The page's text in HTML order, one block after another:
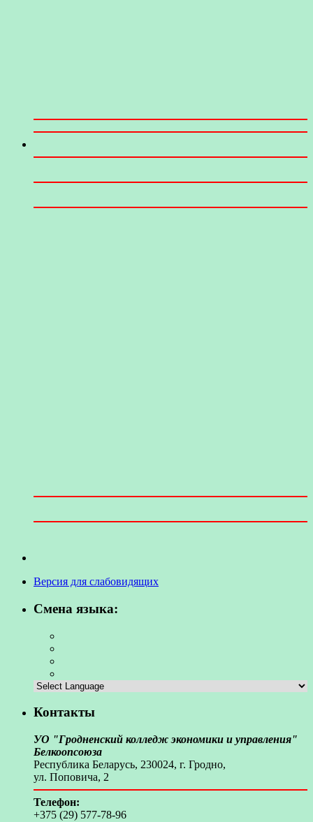
Версия для слабовидящих
Смена языка:
Контакты
УО "Гродненский колледж экономики и управления"
Белкоопсоюза
Республика Беларусь, 230024, г. Гродно,
ул. Поповича, 2
Телефон:
+375 (29) 577-78-96